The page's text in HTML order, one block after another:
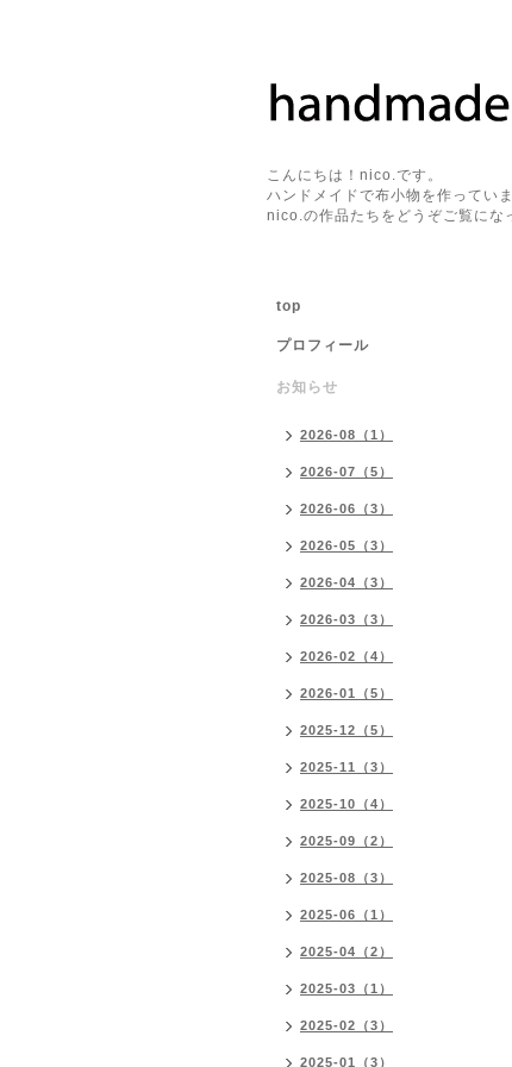
こんにちは！nico.です。
ハンドメイドで布小物を作っていま
nico.の作品たちをどうぞご覧にな
top
プロフィール
お知らせ
2026-08（1）
2026-07（5）
2026-06（3）
2026-05（3）
2026-04（3）
2026-03（3）
2026-02（4）
2026-01（5）
2025-12（5）
2025-11（3）
2025-10（4）
2025-09（2）
2025-08（3）
2025-06（1）
2025-04（2）
2025-03（1）
2025-02（3）
2025-01（3）